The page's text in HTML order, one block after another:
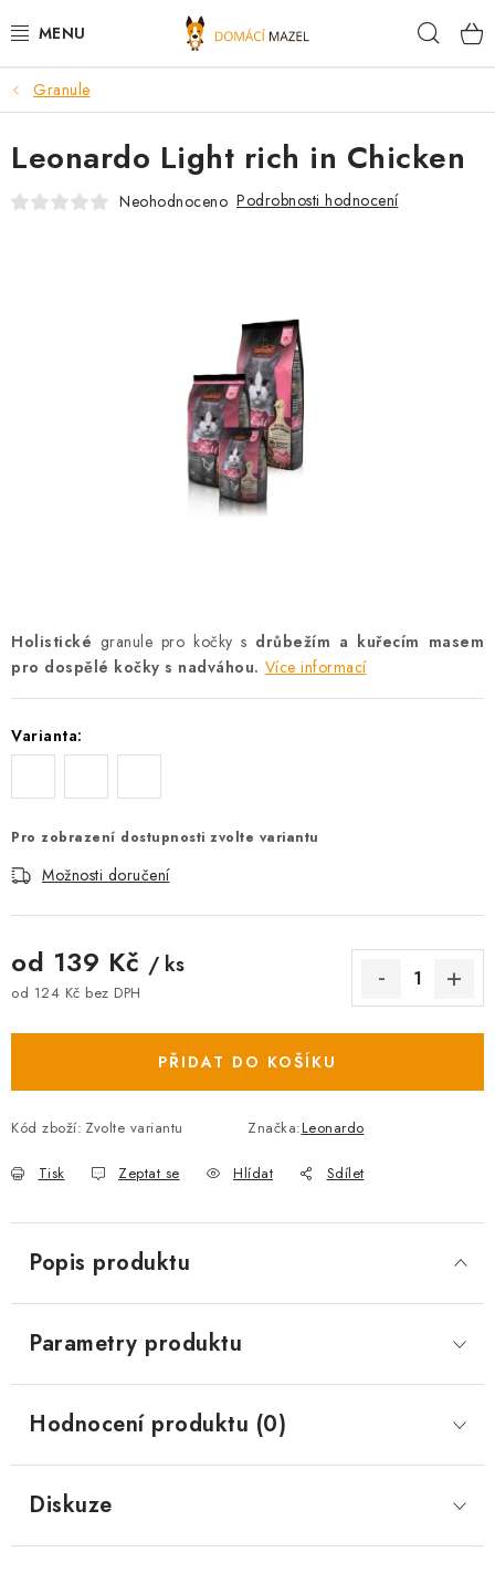
na
DOPORUČUJEME
VÝPRODEJ SKLADU
PSI
HODNOCENÍ OBCHODU
DOPRAVA PO OSTRAVĚ, HLUČÍNĚ A OKOLÍ
Granule
Holistické granule pro kočky s drůbežím a kuřecím masem
pro dospělé kočky s nadváhou. Více informací
Varianta:
Pro zobrazení dostupnosti zvolte variantu
Možnosti doručení
od 139 Kč / ks
od 124 Kč bez DPH
PŘIDAT DO KOŠÍKU
Kód zboží: Zvolte variantu Značka:Leonardo
Tisk Zeptat se Hlídat Sdílet
Leonardo Light rich in Chicken
Neohodnoceno Podrobnosti hodnocení
Popis produktu
Parametry produktu
Hodnocení produktu (0)
Diskuze